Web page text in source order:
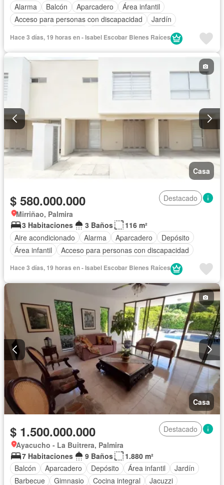
Alarma
Balcón Aparcadero
Área infantil
Acceso para personas con discapacidad
Jardín
Internet
Piscina
Agua
Hace 3 días, 19 horas en - Isabel Escobar Bienes Raíces
Casa
$ 580.000.000
Destacado
Mirriñao, Palmira
3 Habitaciones
3 Baños
116 m²
Aire acondicionado
Alarma Aparcadero
Depósito
Área infantil
Acceso para personas con discapacidad
Sauna
Agua Patio
Hace 3 días, 19 horas en - Isabel Escobar Bienes Raíces
Casa
$ 1.500.000.000
Destacado
Ayacucho - La Buitrera, Palmira
7 Habitaciones
9 Baños
1.880 m²
Balcón
Aparcadero Depósito Área infantil
Jardín
Barbecue
Gimnasio Cocina integral
Jacuzzi